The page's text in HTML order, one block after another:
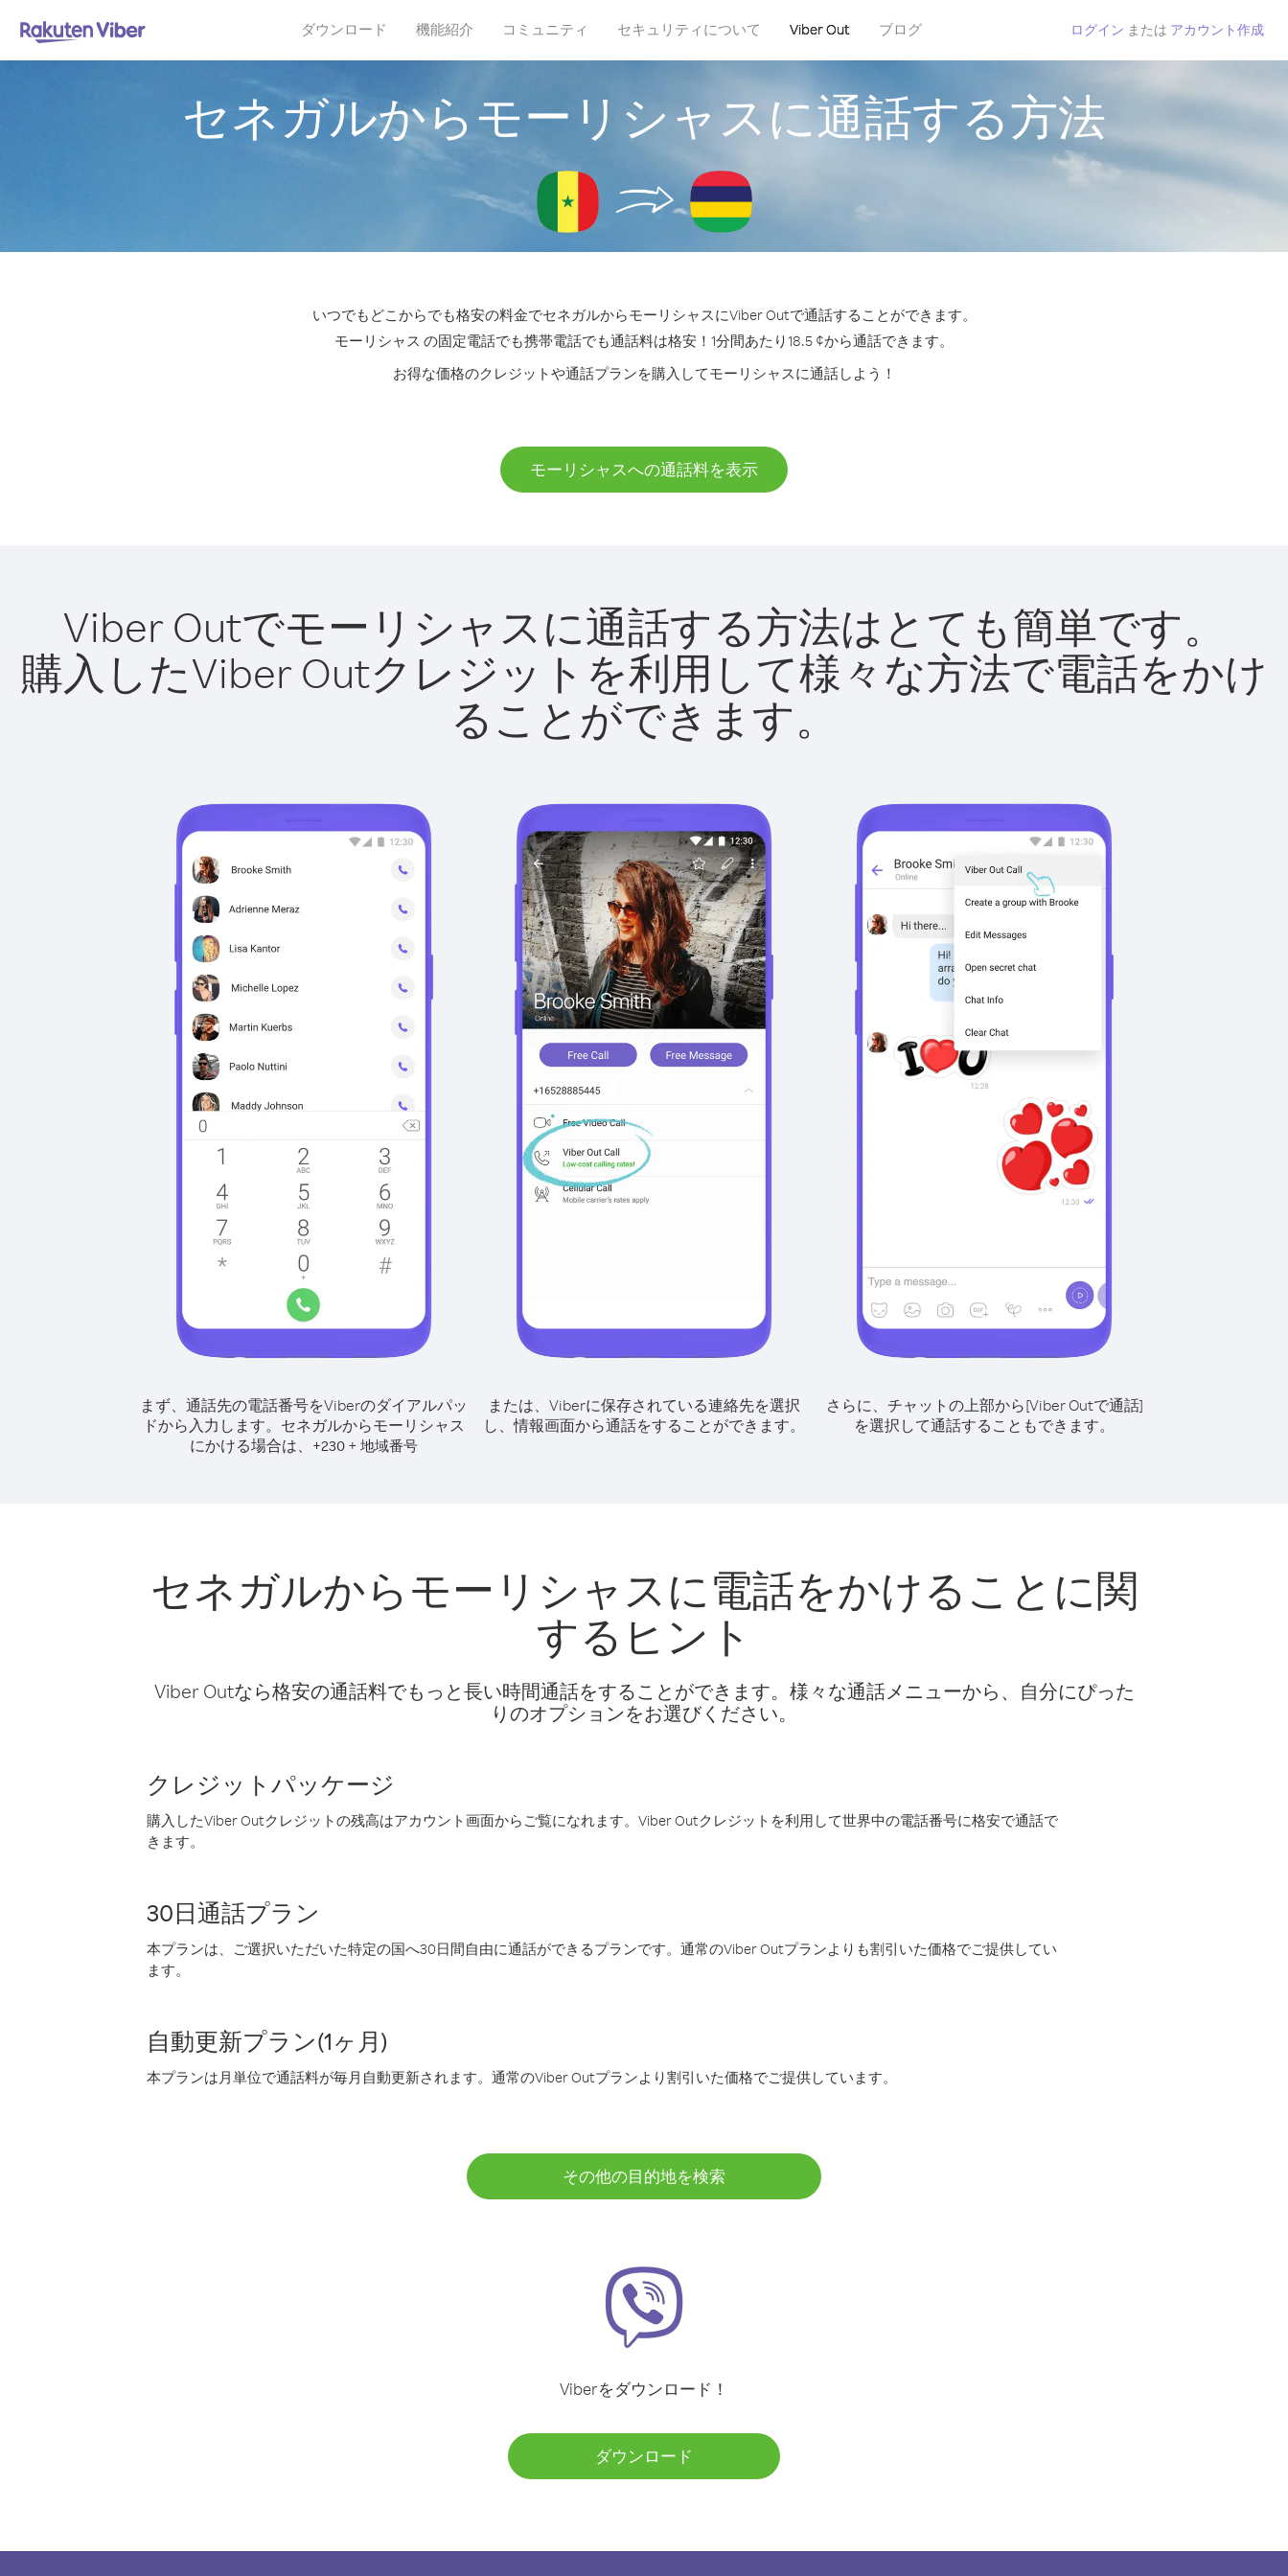
ダウンロード 機能紹介 コミュニティ セキュリティについて Viber Out ブログ ログイン または アカウント作成
セネガルからモーリシャスに通話する方法
いつでもどこからでも格安の料金でセネガルからモーリシャスにViber Outで通話することができます。
モーリシャス の固定電話でも携帯電話でも通話料は格安！1分間あたり18.5 ¢から通話できます。
お得な価格のクレジットや通話プランを購入してモーリシャスに通話しよう！
モーリシャスへの通話料を表示
Viber Outでモーリシャスに通話する方法はとても簡単です。
購入したViber Outクレジットを利用して様々な方法で電話をかけ
ることができます。
まず、通話先の電話番号をViberのダイアルパッ
ドから入力します。 セネガルからモーリシャス
にかける場合は、 +230 + 地域番号
または、Viberに保存されている連絡先を選択
し、情報画面から通話をすることができます。
さらに、チャットの上部から[Viber Outで通話]
を選択して通話することもできます。
セネガルからモーリシャスに電話をかけることに関
するヒント
Viber Outなら格安の通話料でもっと長い時間通話をすることができます。様々な通話メニューから、自分にぴった
りのオプションをお選びください。
クレジットパッケージ
購入したViber Outクレジットの残高はアカウント画面からご覧になれます。Viber Outクレジットを利用して世界中の電話番号に格安で通話で
きます。
30日通話プラン
本プランは、ご選択いただいた特定の国へ30日間自由に通話ができるプランです。通常のViber Outプランよりも割引いた価格でご提供してい
ます。
自動更新プラン(1ヶ月)
本プランは月単位で通話料が毎月自動更新されます。通常のViber Outプランより割引いた価格でご提供しています。
その他の目的地を検索
Viberをダウンロード！
ダウンロード